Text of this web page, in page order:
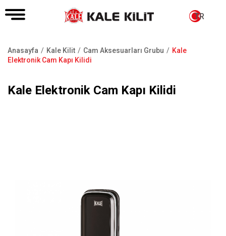
TR
Sayfa
Anasayfa Kale Kilit Cam Aksesuarları Grubu
Kale
Elektronik Cam Kapı Kilidi
Kale Elektronik Cam Kapı Kilidi